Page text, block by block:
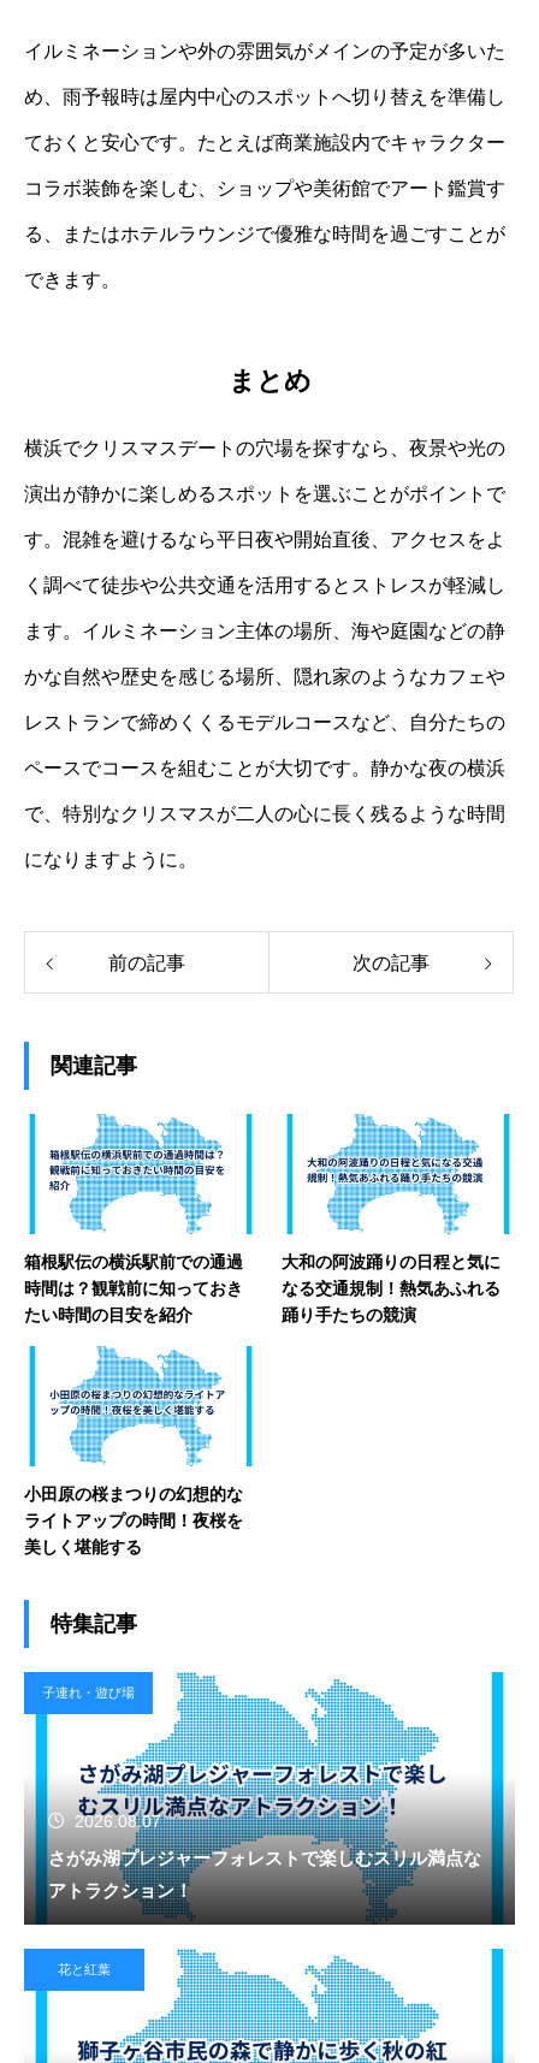
イルミネーションや外の雰囲気がメインの予定が多いた
め、雨予報時は屋内中心のスポットへ切り替えを準備し
ておくと安心です。たとえば商業施設内でキャラクター
コラボ装飾を楽しむ、ショップや美術館でアート鑑賞す
る、またはホテルラウンジで優雅な時間を過ごすことが
できます。
まとめ
横浜でクリスマスデートの穴場を探すなら、夜景や光の
演出が静かに楽しめるスポットを選ぶことがポイントで
す。混雑を避けるなら平日夜や開始直後、アクセスをよ
く調べて徒歩や公共交通を活用するとストレスが軽減し
ます。イルミネーション主体の場所、海や庭園などの静
かな自然や歴史を感じる場所、隠れ家のようなカフェや
レストランで締めくくるモデルコースなど、自分たちの
ペースでコースを組むことが大切です。静かな夜の横浜
で、特別なクリスマスが二人の心に長く残るような時間
になりますように。
前の記事 次の記事
関連記事
箱根駅伝の横浜駅前での通過
時間は？観戦前に知っておき
たい時間の目安を紹介
大和の阿波踊りの日程と気に
なる交通規制！熱気あふれる
踊り手たちの競演
小田原の桜まつりの幻想的な
ライトアップの時間！夜桜を
美しく堪能する
特集記事
子連れ・遊び場
2026.08.07
さがみ湖プレジャーフォレストで楽しむスリル満点な
アトラクション！
花と紅葉